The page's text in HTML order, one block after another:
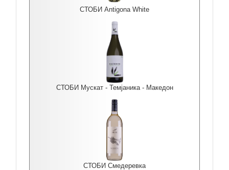
СТОБИ Antigona White
СТОБИ Мускат - Темјаника - Македон
СТОБИ Смедеревка